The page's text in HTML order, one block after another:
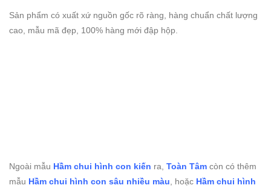
Sản phẩm có xuất xứ nguồn gốc rõ ràng, hàng chuẩn chất lượng
cao, mẫu mã đẹp, 100% hàng mới đập hộp.
Ngoài mẫu Hầm chui hình con kiến ra, Toàn Tâm còn có thêm
mẫu Hầm chui hình con sâu nhiều màu, hoặc Hầm chui hình